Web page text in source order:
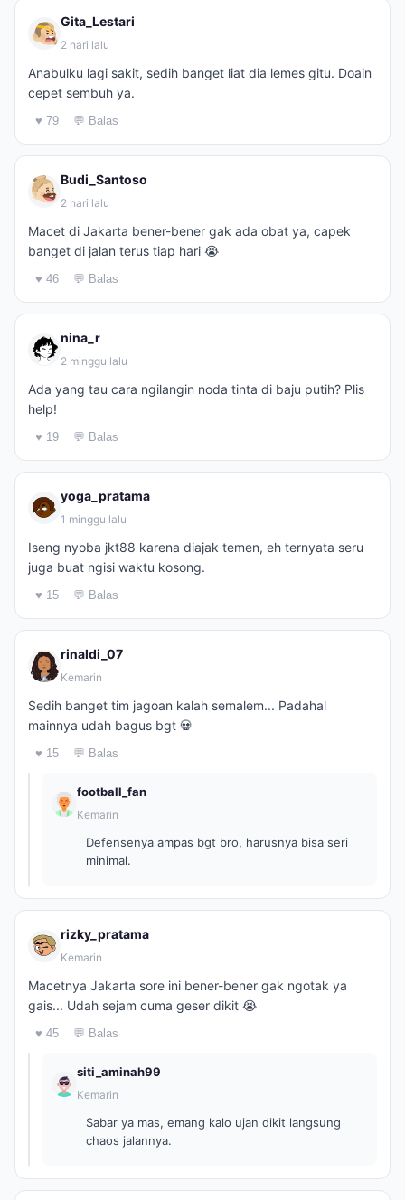
Gita_Lestari
2 hari lalu
Anabulku lagi sakit, sedih banget liat dia lemes gitu. Doain
cepet sembuh ya.
♥ 79 💬 Balas
Budi_Santoso
2 hari lalu
Macet di Jakarta bener-bener gak ada obat ya, capek
banget di jalan terus tiap hari 😭
♥ 46 💬 Balas
nina_r
2 minggu lalu
Ada yang tau cara ngilangin noda tinta di baju putih? Plis
help!
♥ 19 💬 Balas
yoga_pratama
1 minggu lalu
Iseng nyoba jkt88 karena diajak temen, eh ternyata seru
juga buat ngisi waktu kosong.
♥ 15 💬 Balas
rinaldi_07
Kemarin
Sedih banget tim jagoan kalah semalem... Padahal
mainnya udah bagus bgt 💀
♥ 15 💬 Balas
football_fan
Kemarin
Defensenya ampas bgt bro, harusnya bisa seri
minimal.
rizky_pratama
Kemarin
Macetnya Jakarta sore ini bener-bener gak ngotak ya
gais... Udah sejam cuma geser dikit 😭
♥ 45 💬 Balas
siti_aminah99
Kemarin
Sabar ya mas, emang kalo ujan dikit langsung
chaos jalannya.